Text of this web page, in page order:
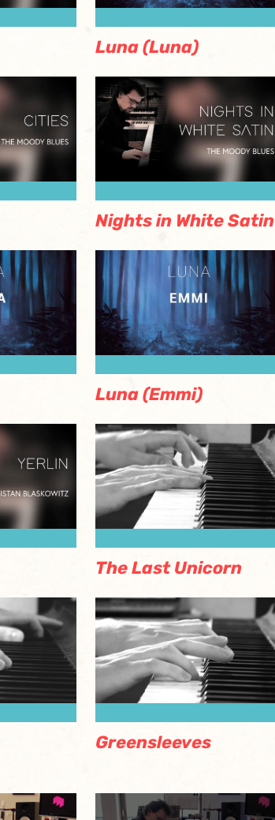
Luna (Luna)
Nights in White Satin
Luna (Emmi)
The Last Unicorn
Greensleeves